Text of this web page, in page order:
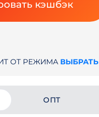
кэшбэк
ОТ РЕЖИМА ВЫБРАТЬ
ОПТ